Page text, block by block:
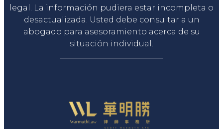
legal. La información pudiera estar incompleta o
desactualizada. Usted debe consultar a un
abogado para asesoramiento acerca de su
situación individual.